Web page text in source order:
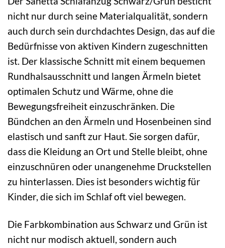
nicht nur durch seine Materialqualität, sondern
auch durch sein durchdachtes Design, das auf die
Bedürfnisse von aktiven Kindern zugeschnitten
ist. Der klassische Schnitt mit einem bequemen
Rundhalsausschnitt und langen Ärmeln bietet
optimalen Schutz und Wärme, ohne die
Bewegungsfreiheit einzuschränken. Die
Bündchen an den Ärmeln und Hosenbeinen sind
elastisch und sanft zur Haut. Sie sorgen dafür,
dass die Kleidung an Ort und Stelle bleibt, ohne
einzuschnüren oder unangenehme Druckstellen
zu hinterlassen. Dies ist besonders wichtig für
Kinder, die sich im Schlaf oft viel bewegen.
Die Farbkombination aus Schwarz und Grün ist
nicht nur modisch aktuell, sondern auch